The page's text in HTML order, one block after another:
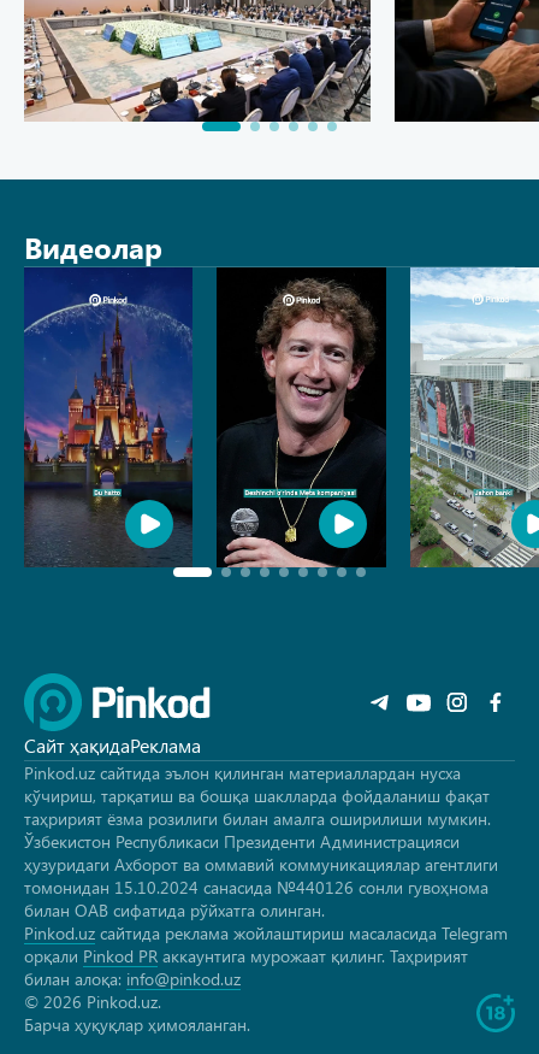
Видеолар
Сайт ҳақидаРеклама
Pinkod.uz сайтида эълон қилинган материаллардан нусха
кўчириш, тарқатиш ва бошқа шаклларда фойдаланиш фақат
таҳририят ёзма розилиги билан амалга оширилиши мумкин.
Ўзбекистон Республикаси Президенти Администрацияси
ҳузуридаги Ахборот ва оммавий коммуникациялар агентлиги
томонидан 15.10.2024 санасида №440126 сонли гувоҳнома
билан ОАВ сифатида рўйхатга олинган.
Pinkod.uz сайтида реклама жойлаштириш масаласида Telegram
орқали Pinkod PR аккаунтига мурожаат қилинг. Таҳририят
билан алоқа: info@pinkod.uz
© 2026 Pinkod.uz.
Барча ҳуқуқлар ҳимояланган.